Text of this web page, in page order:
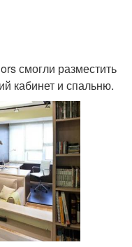
смогли разместить
кабинет и спальню.